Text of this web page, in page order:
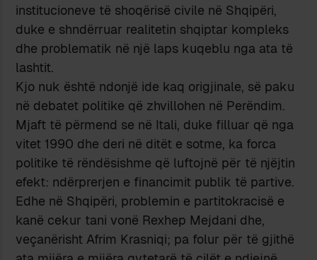
institucioneve të shoqërisë civile në Shqipëri,
duke e shndërruar realitetin shqiptar kompleks
dhe problematik në një laps kuqeblu nga ata të
lashtit.
Kjo nuk është ndonjë ide kaq origjinale, së paku
në debatet politike që zhvillohen në Perëndim.
Mjaft të përmend se në Itali, duke filluar që nga
vitet 1990 dhe deri në ditët e sotme, ka forca
politike të rëndësishme që luftojnë për të njëjtin
efekt: ndërprerjen e financimit publik të partive.
Edhe në Shqipëri, problemin e partitokracisë e
kanë cekur tani vonë Rexhep Mejdani dhe,
veçanërisht Afrim Krasniqi; pa folur për të gjithë